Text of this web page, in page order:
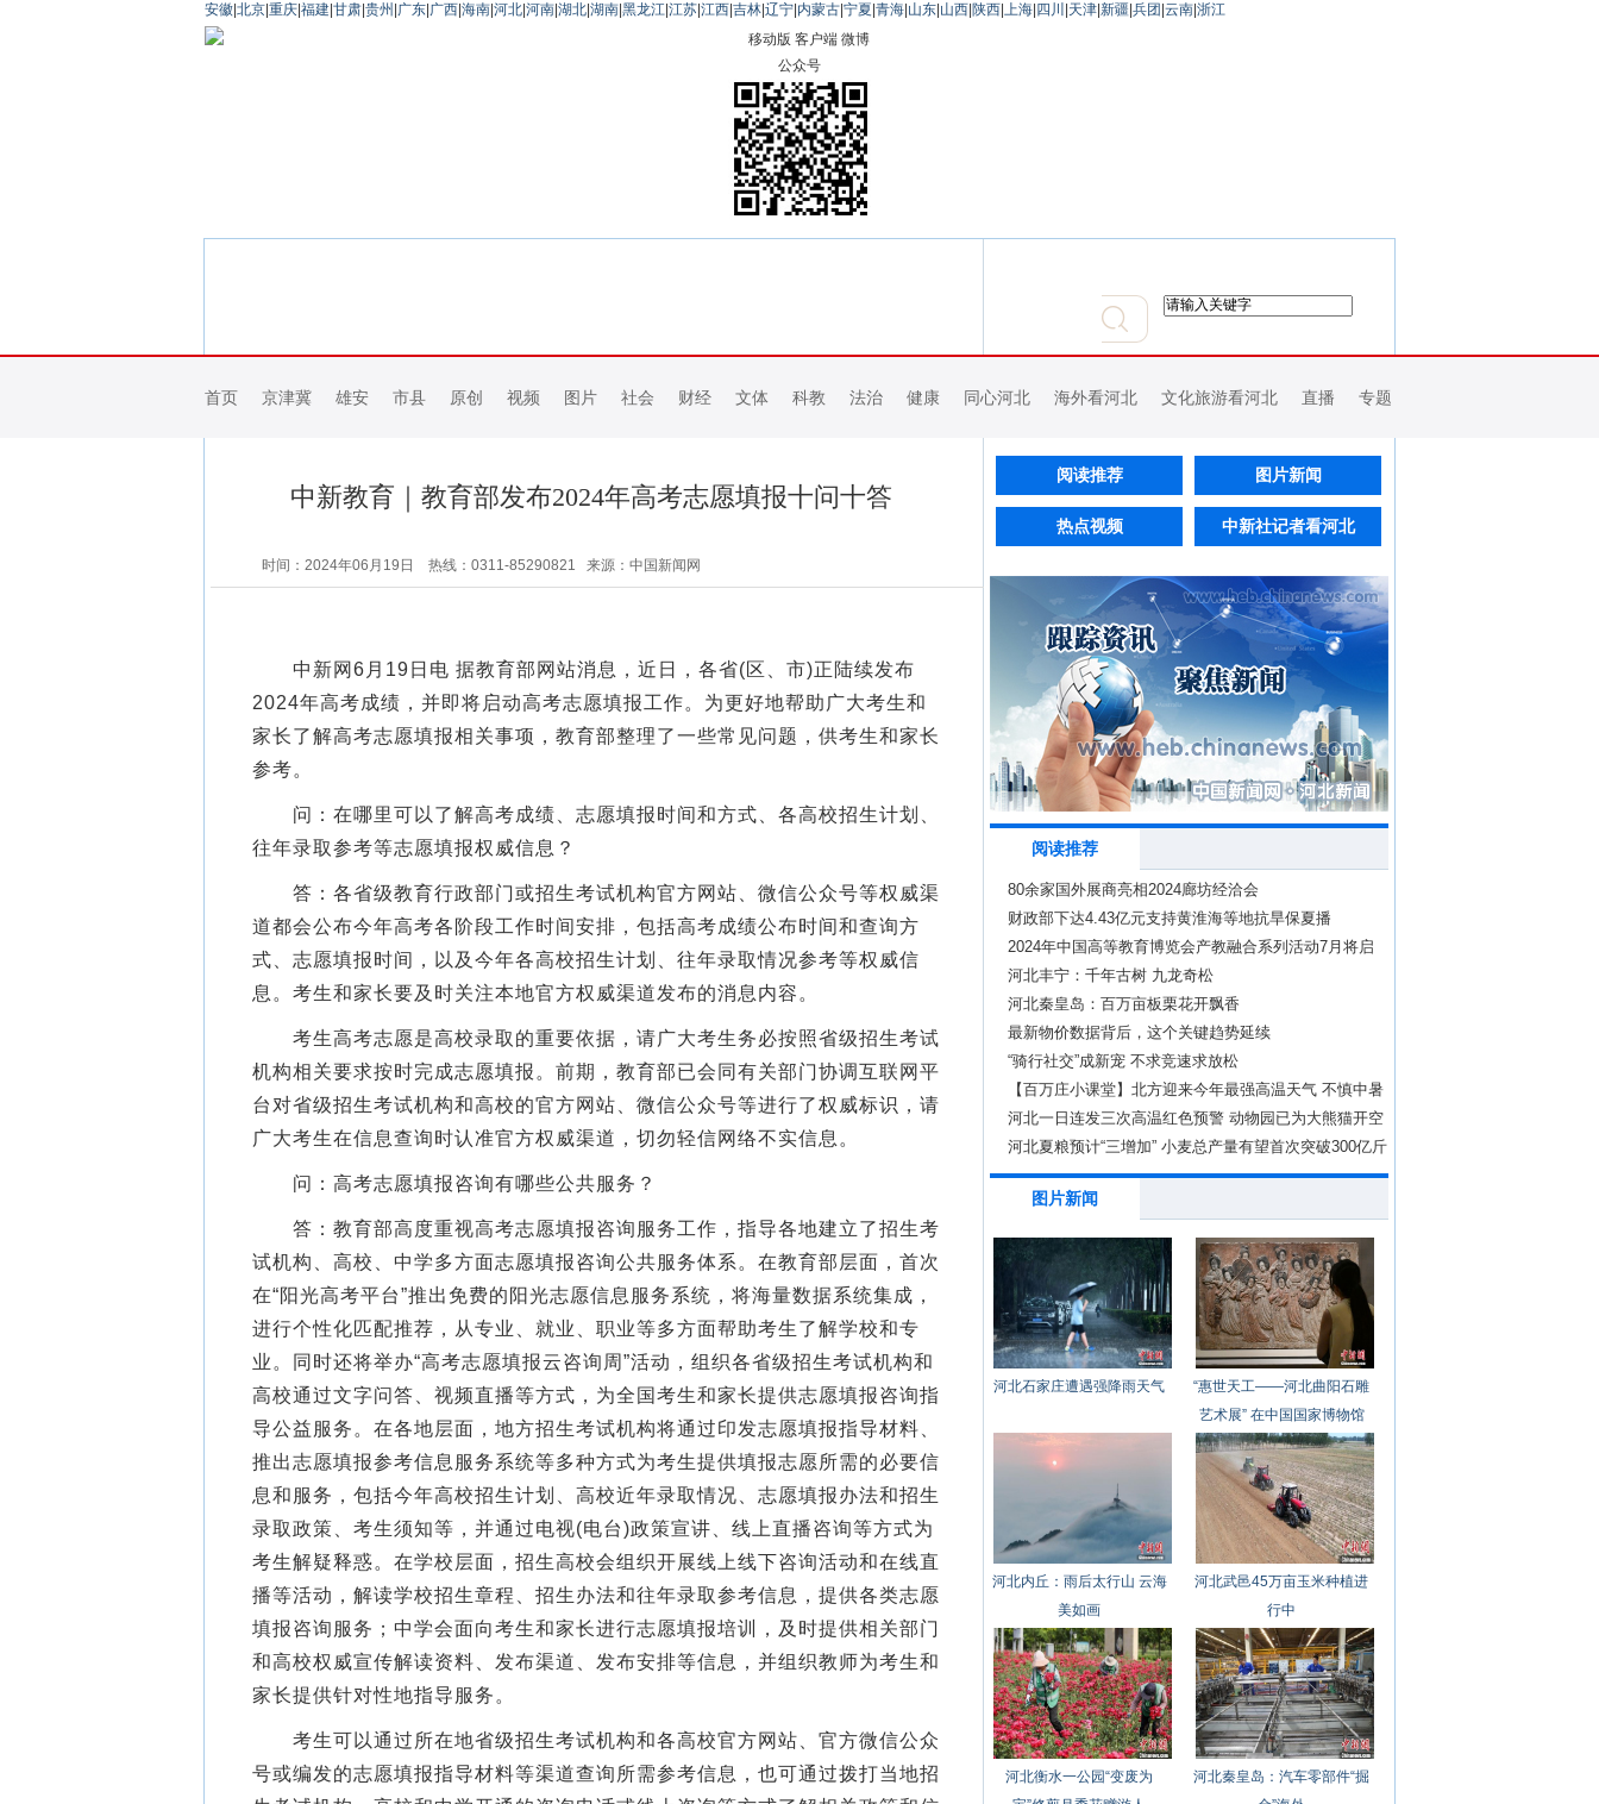
安徽 北京 重庆 福建 甘肃 贵州 广东 广西 海南 河北 河南 湖北 湖南 黑龙江 江苏 江西 吉林 辽宁 内蒙古 宁夏 青海 山东 山西 陕西 上海 四川 天津 新疆 兵团 云南 浙江
移动版 客户端 微博
公众号
首页 京津冀 雄安 市县 原创 视频 图片 社会 财经 文体 科教 法治 健康 同心河北 海外看河北 文化旅游看河北 直播 专题
中新教育｜教育部发布2024年高考志愿填报十问十答
时间：2024年06月19日 热线：0311-85290821 来源：中国新闻网
中新网6月19日电 据教育部网站消息，近日，各省(区、市)正陆续发布
2024年高考成绩，并即将启动高考志愿填报工作。为更好地帮助广大考生和
家长了解高考志愿填报相关事项，教育部整理了一些常见问题，供考生和家长
参考。
问：在哪里可以了解高考成绩、志愿填报时间和方式、各高校招生计划、
往年录取参考等志愿填报权威信息？
答：各省级教育行政部门或招生考试机构官方网站、微信公众号等权威渠
道都会公布今年高考各阶段工作时间安排，包括高考成绩公布时间和查询方
式、志愿填报时间，以及今年各高校招生计划、往年录取情况参考等权威信
息。考生和家长要及时关注本地官方权威渠道发布的消息内容。
考生高考志愿是高校录取的重要依据，请广大考生务必按照省级招生考试
机构相关要求按时完成志愿填报。前期，教育部已会同有关部门协调互联网平
台对省级招生考试机构和高校的官方网站、微信公众号等进行了权威标识，请
广大考生在信息查询时认准官方权威渠道，切勿轻信网络不实信息。
问：高考志愿填报咨询有哪些公共服务？
答：教育部高度重视高考志愿填报咨询服务工作，指导各地建立了招生考
试机构、高校、中学多方面志愿填报咨询公共服务体系。在教育部层面，首次
在“阳光高考平台”推出免费的阳光志愿信息服务系统，将海量数据系统集成，
进行个性化匹配推荐，从专业、就业、职业等多方面帮助考生了解学校和专
业。同时还将举办“高考志愿填报云咨询周”活动，组织各省级招生考试机构和
高校通过文字问答、视频直播等方式，为全国考生和家长提供志愿填报咨询指
导公益服务。在各地层面，地方招生考试机构将通过印发志愿填报指导材料、
推出志愿填报参考信息服务系统等多种方式为考生提供填报志愿所需的必要信
息和服务，包括今年高校招生计划、高校近年录取情况、志愿填报办法和招生
录取政策、考生须知等，并通过电视(电台)政策宣讲、线上直播咨询等方式为
考生解疑释惑。在学校层面，招生高校会组织开展线上线下咨询活动和在线直
播等活动，解读学校招生章程、招生办法和往年录取参考信息，提供各类志愿
填报咨询服务；中学会面向考生和家长进行志愿填报培训，及时提供相关部门
和高校权威宣传解读资料、发布渠道、发布安排等信息，并组织教师为考生和
家长提供针对性地指导服务。
考生可以通过所在地省级招生考试机构和各高校官方网站、官方微信公众
号或编发的志愿填报指导材料等渠道查询所需参考信息，也可通过拨打当地招
阅读推荐 图片新闻
热点视频 中新社记者看河北
阅读推荐
80余家国外展商亮相2024廊坊经洽会
财政部下达4.43亿元支持黄淮海等地抗旱保夏播
2024年中国高等教育博览会产教融合系列活动7月将启
河北丰宁：千年古树 九龙奇松
河北秦皇岛：百万亩板栗花开飘香
最新物价数据背后，这个关键趋势延续
“骑行社交”成新宠 不求竞速求放松
【百万庄小课堂】北方迎来今年最强高温天气 不慎中暑
如何急救？
河北一日连发三次高温红色预警 动物园已为大熊猫开空
调
河北夏粮预计“三增加” 小麦总产量有望首次突破300亿斤
图片新闻
河北石家庄遭遇强降雨天气
“惠世天工——河北曲阳石雕
艺术展” 在中国国家博物馆
开幕
河北内丘：雨后太行山 云海
美如画
河北武邑45万亩玉米种植进
行中
河北衡水一公园“变废为
河北秦皇岛：汽车零部件“掘